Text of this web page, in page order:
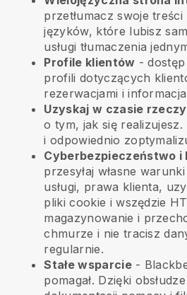
przetłumacz swoje
języków, które lubisz
usługi tłumaczenia
Profile klientów -
profili dotyczących
rezerwacjami i
Uzyskaj w czasie
o tym, jak się
i odpowiednio
Cyberbezpieczeństwo i
przesyłaj własne
usługi, prawa klienta,
pliki cookie i wszędzie
magazynowanie i
chmurze i nie tracisz
regularnie.
Stałe wsparcie-
pomagał. Dzięki